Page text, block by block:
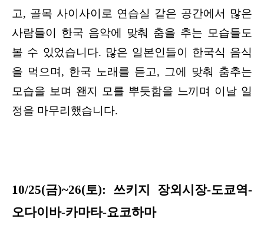
고, 골목 사이사이로 연습실 같은 공간에서 많은
사람들이 한국 음악에 맞춰 춤을 추는 모습들도
볼 수 있었습니다. 많은 일본인들이 한국식 음식
을 먹으며, 한국 노래를 듣고, 그에 맞춰 춤추는
모습을 보며 왠지 모를 뿌듯함을 느끼며 이날 일
정을 마무리했습니다.
10/25(금)~26(토): 쓰키지 장외시장-도쿄역-
오다이바-카마타-요코하마